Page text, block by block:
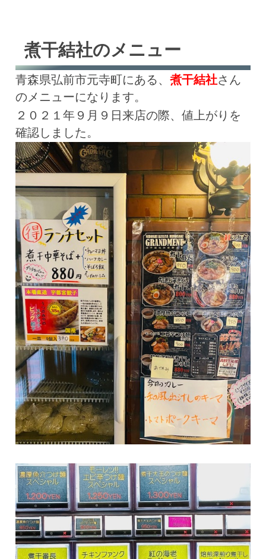
煮干結社のメニュー
青森県弘前市元寺町にある、 煮干結社さん
のメニューになります。
２０２１年９月９日来店の際、値上がりを
確認しました。